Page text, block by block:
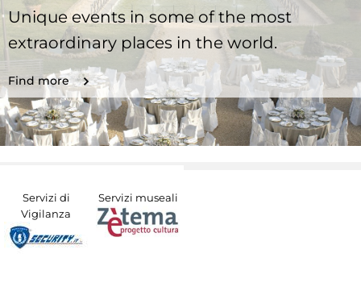
Unique events in some of the most
extraordinary places in the world.
Find more
Servizi di
Vigilanza
Servizi museali